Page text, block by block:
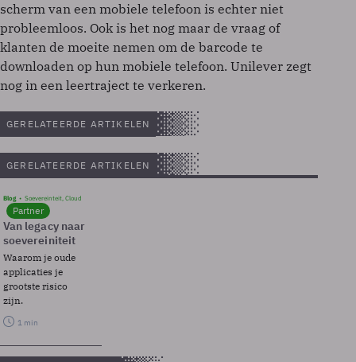
scherm van een mobiele telefoon is echter niet
probleemloos. Ook is het nog maar de vraag of
klanten de moeite nemen om de barcode te
downloaden op hun mobiele telefoon. Unilever zegt
nog in een leertraject te verkeren.
GERELATEERDE ARTIKELEN
GERELATEERDE ARTIKELEN
Blog Soevereinteit, Cloud
Partner
Van legacy naar
soevereiniteit
Waarom je oude
applicaties je
grootste risico
zijn.
1 min